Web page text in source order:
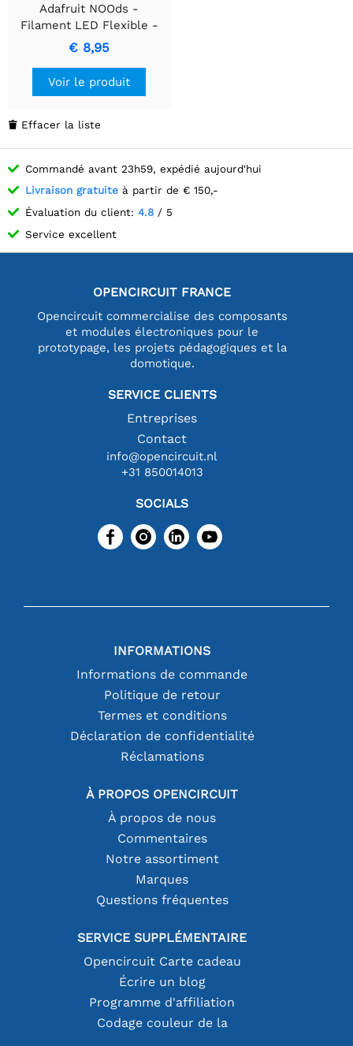
Adafruit NOOds -
Filament LED Flexible -
3V 300mm de long -
Blanc Chaud
€ 8,95
Voir le produit
 Effacer la liste
Commandé avant 23h59, expédié aujourd'hui
Livraison gratuite à partir de € 150,-
Évaluation du client: 4.8 / 5
Service excellent
OPENCIRCUIT FRANCE
Opencircuit commercialise des composants
et modules électroniques pour le
prototypage, les projets pédagogiques et la
domotique.
SERVICE CLIENTS
Entreprises
Contact
info@opencircuit.nl
+31 850014013
SOCIALS
INFORMATIONS
Informations de commande
Politique de retour
Termes et conditions
Déclaration de confidentialité
Réclamations
À PROPOS OPENCIRCUIT
À propos de nous
Commentaires
Notre assortiment
Marques
Questions fréquentes
SERVICE SUPPLÉMENTAIRE
Opencircuit Carte cadeau
Écrire un blog
Programme d'affiliation
Codage couleur de la